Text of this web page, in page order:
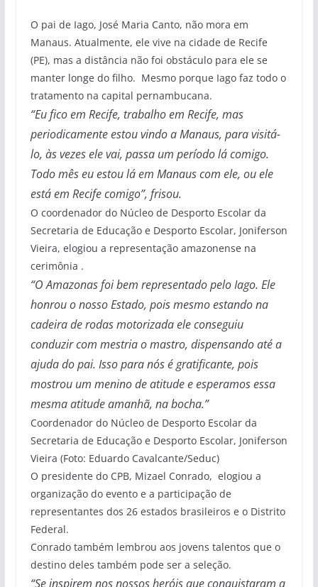
O pai de Iago, José Maria Canto, não mora em
Manaus. Atualmente, ele vive na cidade de Recife
(PE), mas a distância não foi obstáculo para ele se
manter longe do filho. Mesmo porque Iago faz todo o
tratamento na capital pernambucana.
“Eu fico em Recife, trabalho em Recife, mas
periodicamente estou vindo a Manaus, para visitá-
lo, às vezes ele vai, passa um período lá comigo.
Todo mês eu estou lá em Manaus com ele, ou ele
está em Recife comigo”, frisou.
O coordenador do Núcleo de Desporto Escolar da
Secretaria de Educação e Desporto Escolar, Joniferson
Vieira, elogiou a representação amazonense na
cerimônia .
“O Amazonas foi bem representado pelo Iago. Ele
honrou o nosso Estado, pois mesmo estando na
cadeira de rodas motorizada ele conseguiu
conduzir com mestria o mastro, dispensando até a
ajuda do pai. Isso para nós é gratificante, pois
mostrou um menino de atitude e esperamos essa
mesma atitude amanhã, na bocha.”
Coordenador do Núcleo de Desporto Escolar da
Secretaria de Educação e Desporto Escolar, Joniferson
Vieira (Foto: Eduardo Cavalcante/Seduc)
O presidente do CPB, Mizael Conrado, elogiou a
organização do evento e a participação de
representantes dos 26 estados brasileiros e o Distrito
Federal.
Conrado também lembrou aos jovens talentos que o
destino deles também pode ser a seleção.
“Se inspirem nos nossos heróis que conquistaram a